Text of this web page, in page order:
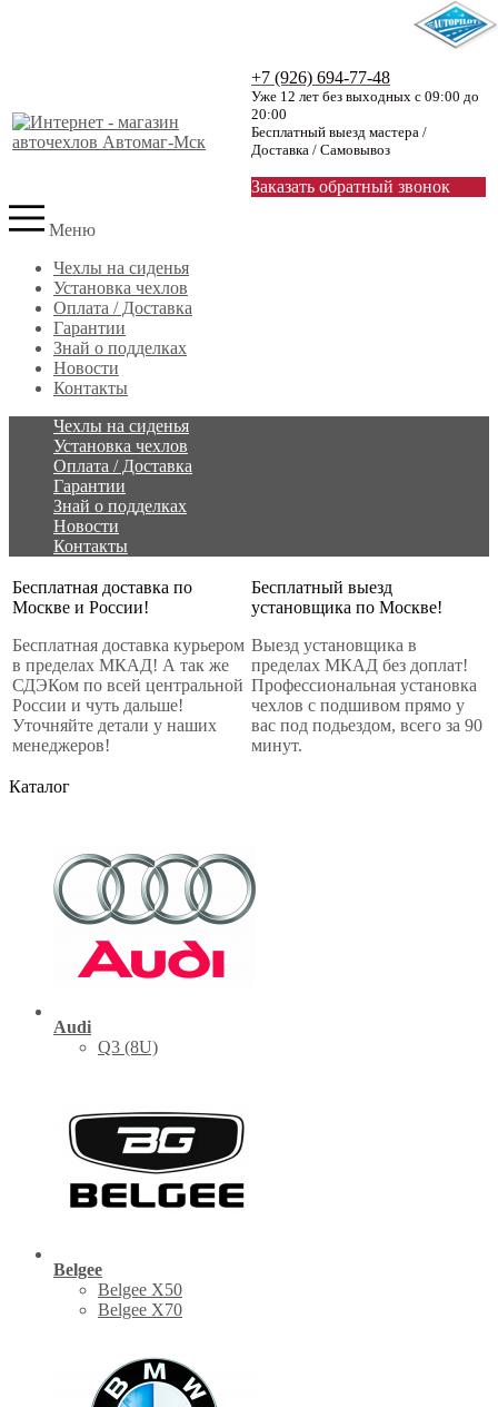
+7 (926) 694-77-48
Уже 12 лет без выходных с 09:00 до
20:00
Бесплатный выезд мастера /
Доставка / Самовывоз
Заказать обратный звонок
Меню
Чехлы на сиденья
Установка чехлов
Оплата / Доставка
Гарантии
Знай о подделках
Новости
Контакты
Чехлы на сиденья
Установка чехлов
Оплата / Доставка
Гарантии
Знай о подделках
Новости
Контакты
Бесплатная доставка по
Москве и России!
Бесплатная доставка курьером
в пределах МКАД! А так же
СДЭКом по всей центральной
России и чуть дальше!
Уточняйте детали у наших
менеджеров!
Бесплатный выезд
установщика по Москве!
Выезд установщика в
пределах МКАД без доплат!
Профессиональная установка
чехлов с подшивом прямо у
вас под подьездом, всего за 90
минут.
Каталог
Audi
Q3 (8U)
Belgee
Belgee X50
Belgee X70